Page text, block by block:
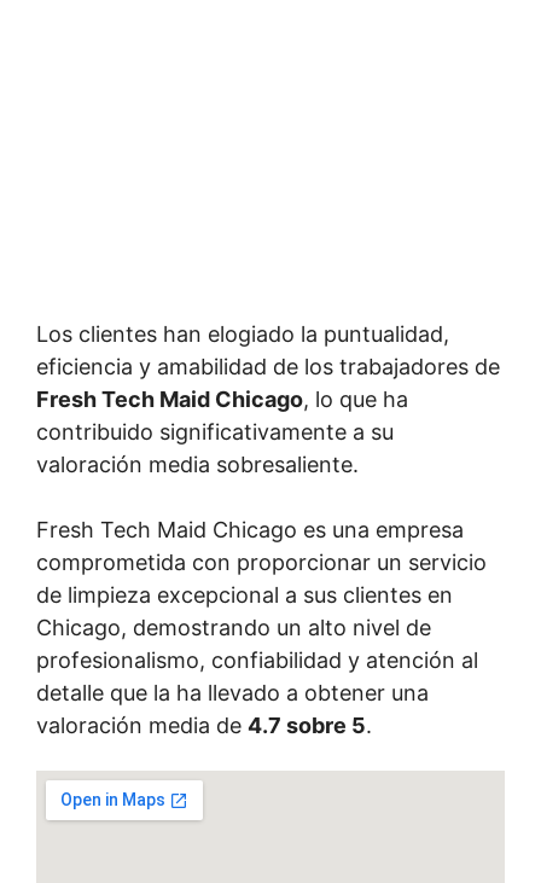
Los clientes han elogiado la puntualidad,
eficiencia y amabilidad de los trabajadores de
Fresh Tech Maid Chicago, lo que ha
contribuido significativamente a su
valoración media sobresaliente.
Fresh Tech Maid Chicago es una empresa
comprometida con proporcionar un servicio
de limpieza excepcional a sus clientes en
Chicago, demostrando un alto nivel de
profesionalismo, confiabilidad y atención al
detalle que la ha llevado a obtener una
valoración media de 4.7 sobre 5.